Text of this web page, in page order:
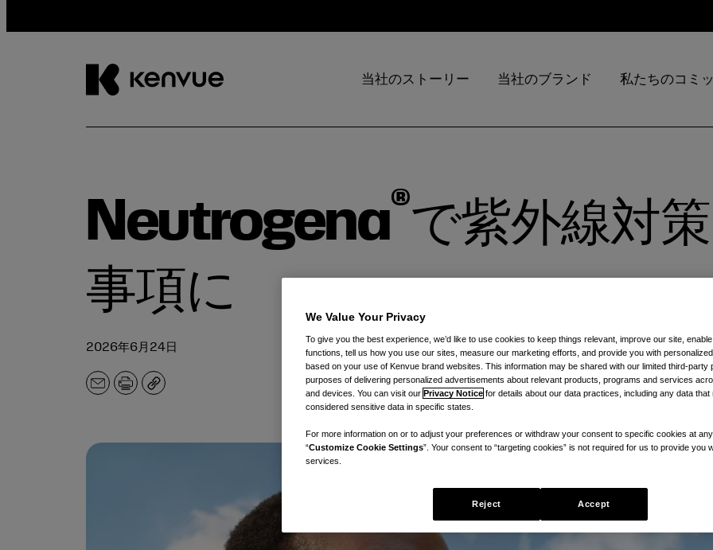
当社のストーリー 当社のブランド 私たちのコミ
Neutrogena®で紫外線対
事項に
2026年6月24日
メ
印
コ
We Value Your Privacy
To give you the best experience, we’d like to use cookies to keep things relevant, improve our site,
functions, tell us how you use our sites, measure our marketing efforts, and provide you with
based on your use of Kenvue brand websites. This information may be shared with our limited third-party
purposes of delivering personalized advertisements about relevant products, programs and services
and devices. You can visit our Privacy Notice for details about our data practices, including any data that
considered sensitive data in specific states.
For more information on or to adjust your preferences or withdraw your consent to specific cookies at
“Customize Cookie Settings”. Your consent to “targeting cookies” is not required for us to provide you
services.
Reject Accept